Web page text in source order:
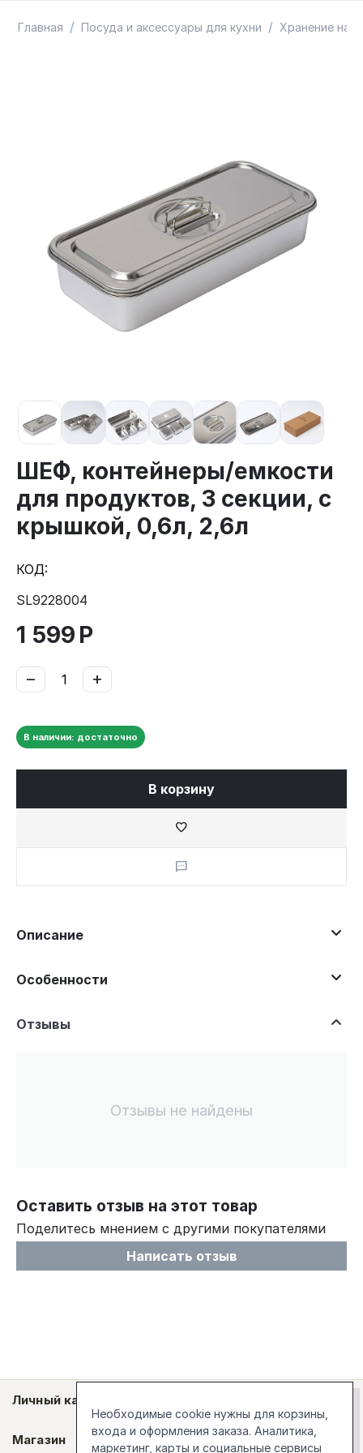
Главная / Посуда и аксессуары для кухни / Хранение на
ШЕФ, контейнеры/емкости
для продуктов, 3 секции, с
крышкой, 0,6л, 2,6л
КОД:
SL9228004
1 599 Р
+
−
В наличии: достаточно
В корзину
Описание
Особенности
Отзывы
Отзывы не найдены
Оставить отзыв на этот товар
Поделитесь мнением с другими покупателями
Написать отзыв
Личный кабинет
Магазин
Необходимые cookie нужны для корзины,
входа и оформления заказа. Аналитика,
маркетинг, карты и социальные сервисы